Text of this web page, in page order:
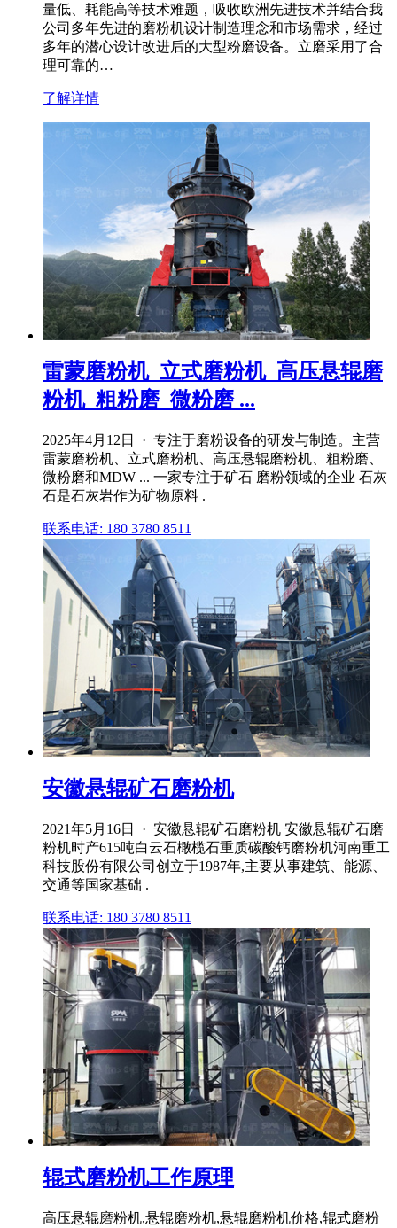
量低、耗能高等技术难题，吸收欧洲先进技术并结合我
公司多年先进的磨粉机设计制造理念和市场需求，经过
多年的潜心设计改进后的大型粉磨设备。立磨采用了合
理可靠的…
了解详情
雷蒙磨粉机_立式磨粉机_高压悬辊磨
粉机_粗粉磨_微粉磨 ...
2025年4月12日 · 专注于磨粉设备的研发与制造。主营
雷蒙磨粉机、立式磨粉机、高压悬辊磨粉机、粗粉磨、
微粉磨和MDW ... 一家专注于矿石 磨粉领域的企业 石灰
石是石灰岩作为矿物原料 .
联系电话: 180 3780 8511
安徽悬辊矿石磨粉机
2021年5月16日 · 安徽悬辊矿石磨粉机 安徽悬辊矿石磨
粉机时产615吨白云石橄榄石重质碳酸钙磨粉机河南重工
科技股份有限公司创立于1987年,主要从事建筑、能源、
交通等国家基础 .
联系电话: 180 3780 8511
辊式磨粉机工作原理
高压悬辊磨粉机,悬辊磨粉机,悬辊磨粉机价格,辊式磨粉